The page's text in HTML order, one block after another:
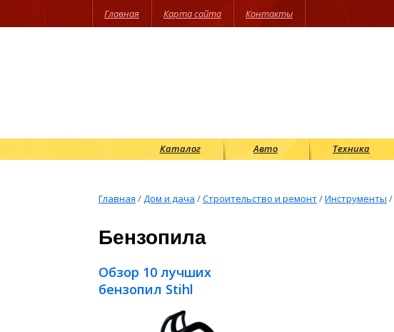
Главная Карта сайта Контакты
Каталог Авто Техника
Главная /Дом и дача /Строительство и ремонт/Инструменты /
Бензопила
Обзор 10 лучших
бензопил Stihl